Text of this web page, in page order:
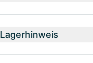
Lagerhinweis